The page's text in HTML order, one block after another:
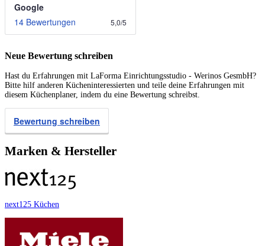
Google
14 Bewertungen
5,0/5
Neue Bewertung schreiben
Hast du Erfahrungen mit LaForma Einrichtungsstudio - Werinos GesmbH?
Bitte hilf anderen Kücheninteressierten und teile deine Erfahrungen mit
diesem Küchenplaner, indem du eine Bewertung schreibst.
Bewertung schreiben
Marken & Hersteller
next125 Küchen